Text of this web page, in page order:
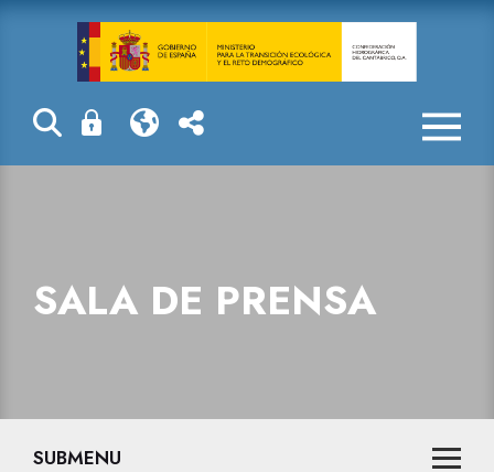
Sala de prensa
SALA DE PRENSA
SUBMENU